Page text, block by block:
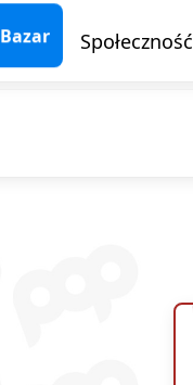
Bazar Społeczność